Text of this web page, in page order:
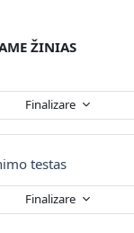
Finalizare
ŽINIAS
testas
Finalizare